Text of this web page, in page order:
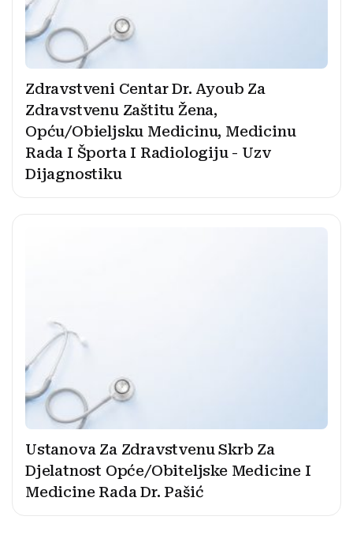
Zdravstveni Centar Dr. Ayoub Za
Zdravstvenu Zaštitu Žena,
Opću/Obieljsku Medicinu, Medicinu
Rada I Športa I Radiologiju - Uzv
Dijagnostiku
Ustanova Za Zdravstvenu Skrb Za
Djelatnost Opće/Obiteljske Medicine I
Medicine Rada Dr. Pašić